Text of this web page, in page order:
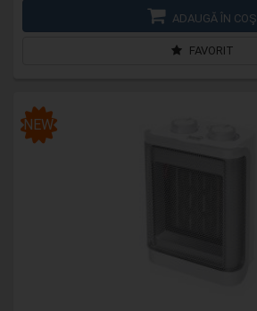
ADAUGĂ ÎN COŞ
FAVORIT
NEW